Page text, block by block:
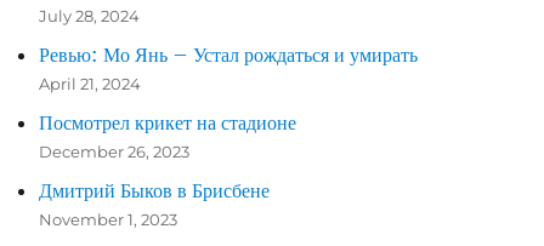
July 28, 2024
Ревью: Мо Янь – Устал рождаться и умирать
April 21, 2024
Посмотрел крикет на стадионе
December 26, 2023
Дмитрий Быков в Брисбене
November 1, 2023